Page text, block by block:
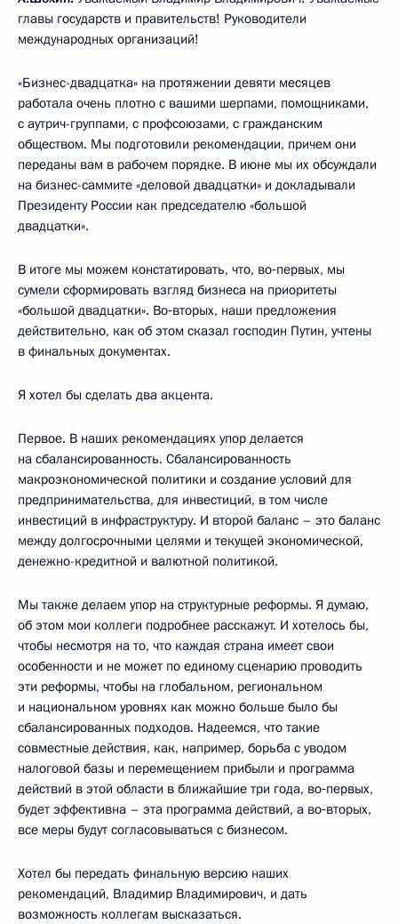
главы государств и правительств! Руководители
международных организаций!
«Бизнес-двадцатка» на протяжении девяти месяцев
работала очень плотно с вашими шерпами, помощниками,
с аутрич-группами, с профсоюзами, с гражданским
обществом. Мы подготовили рекомендации, причем они
переданы вам в рабочем порядке. В июне мы их обсуждали
на бизнес-саммите «деловой двадцатки» и докладывали
Президенту России как председателю «большой
двадцатки».
В итоге мы можем констатировать, что, во‑первых, мы
сумели сформировать взгляд бизнеса на приоритеты
«большой двадцатки». Во‑вторых, наши предложения
действительно, как об этом сказал господин Путин, учтены
в финальных документах.
Я хотел бы сделать два акцента.
Первое. В наших рекомендациях упор делается
на сбалансированность. Сбалансированность
макроэкономической политики и создание условий для
предпринимательства, для инвестиций, в том числе
инвестиций в инфраструктуру. И второй баланс – это баланс
между долгосрочными целями и текущей экономической,
денежно-кредитной и валютной политикой.
Мы также делаем упор на структурные реформы. Я думаю,
об этом мои коллеги подробнее расскажут. И хотелось бы,
чтобы несмотря на то, что каждая страна имеет свои
особенности и не может по единому сценарию проводить
эти реформы, чтобы на глобальном, региональном
и национальном уровнях как можно больше было бы
сбалансированных подходов. Надеемся, что такие
совместные действия, как, например, борьба с уводом
налоговой базы и перемещением прибыли и программа
действий в этой области в ближайшие три года, во‑первых,
будет эффективна – эта программа действий, а во‑вторых,
все меры будут согласовываться с бизнесом.
Хотел бы передать финальную версию наших
рекомендаций, Владимир Владимирович, и дать
возможность коллегам высказаться.